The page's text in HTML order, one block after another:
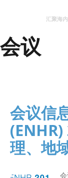
汇聚海
会议
会议信
理、地